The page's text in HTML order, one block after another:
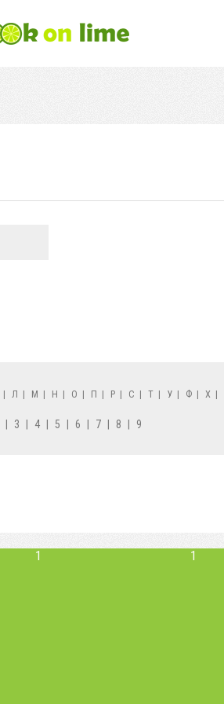
| Л | М | Н | О | П | Р | С | Т | У | Ф | Х |
3 4 5 6 7 8 9
1 1